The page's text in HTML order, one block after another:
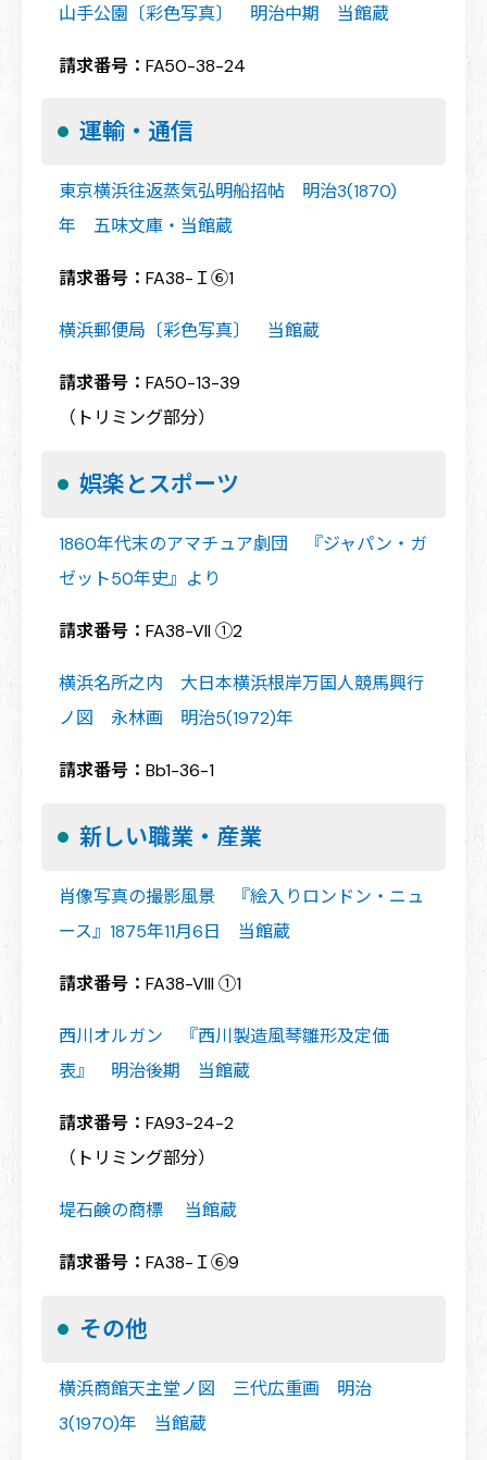
山手公園〔彩色写真〕 明治中期 当館蔵
請求番号： FA50-38-24
運輸・通信
東京横浜往返蒸気弘明船招帖 明治3(1870)
年 五味文庫・当館蔵
請求番号： FA38-Ｉ⑥1
横浜郵便局〔彩色写真〕 当館蔵
請求番号： FA50-13-39
（トリミング部分）
娯楽とスポーツ
1860年代末のアマチュア劇団 『ジャパン・ガ
ゼット50年史』より
請求番号： FA38-VII ①2
横浜名所之内 大日本横浜根岸万国人競馬興行
ノ図 永林画 明治5(1972)年
請求番号： Bb1-36-1
新しい職業・産業
肖像写真の撮影風景 『絵入りロンドン・ニュ
ース』1875年11月6日 当館蔵
請求番号： FA38-VIII ①1
西川オルガン 『西川製造風琴雛形及定価
表』 明治後期 当館蔵
請求番号： FA93-24-2
（トリミング部分）
堤石鹸の商標 当館蔵
請求番号： FA38-Ｉ⑥9
その他
横浜商館天主堂ノ図 三代広重画 明治
3(1970)年 当館蔵